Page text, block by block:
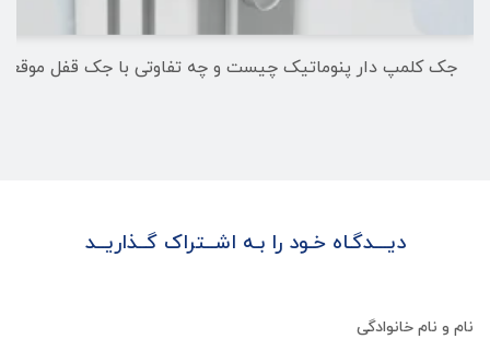
جک کلمپ دار پنوماتیک چیست و چه تفاوتی با جک قفل
دیـــدگـاه خـود را بـه اشــتراک گــذاریــد
نام و نام خانوادگی